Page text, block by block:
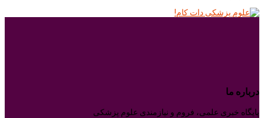
درباره ما
پایگاه خبری علمی، فروم و نیازمندی علوم پزشکی